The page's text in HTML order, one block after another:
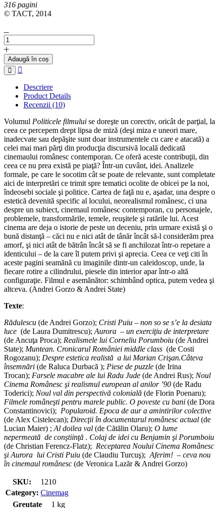
316 pagini
© TACT, 2014
Cantitate
Politicile
filmului.
Contribuţii
la
interpretarea
cinemaului
românesc
contemporan
Adaugă în coș
Descriere
Product Details
Recenzii (10)
Volumul Politicele filmului se doreşte un corectiv, oricât de parţial, la
ceea ce percepem drept lipsa de miză (deşi miza e uneori mare,
inadecvate sau depăşite sunt doar instrumentele cu care e atacată) a
celei mai mari părţi din producţia discursivă locală dedicată
cinemaului românesc contemporan. Ce oferă aceste contribuţii, din
ceea ce nu prea există pe piaţă? Într-un cuvânt, idei. Analizele
formale, pe care le socotim cât se poate de relevante, sunt completate
aici de interpretări ce trimit spre tematici ocolite de obicei pe la noi,
îndeosebi sociale şi politice. Cartea de faţă nu e, aşadar, una despre o
estetică devenită specific al locului, neorealismul românesc, ci una
despre un subiect, cinemaul românesc contemporan, cu personajele,
problemele, transformările, temele, reuşitele şi ratările lui. Acest
cinema are deja o istorie de peste un deceniu, prin urmare există şi o
bună distanţă – căci nu e nici atât de tânăr încât să-l considerăm prea
amorf, şi nici atât de bătrân încât să se fi anchilozat într-o repetare a
identicului – de la care îl putem privi şi aprecia. Ceea ce veţi citi în
aceste pagini seamănă cu imaginile dintr-un caleidoscop, unde, la
fiecare rotire a cilindrului, piesele din interior apar într-o altă
configuraţie. Filmul e asemănător: schimbând optica, putem vedea şi
altceva. (Andrei Gorzo & Andrei State)
Texte:
Rădulescu (de Andrei Gorzo); Cristi Puiu – non so se s’e la desiata
luce (de Laura Dumitrescu); Aurora – un exerciţiu de interpretare
(de Ancuţa Proca); Realismele lui Corneliu Porumboiu (de Andrei
State); Muntean. Cronicarul României middle class (de Costi
Rogozanu); Despre estetica realistă a lui Marian Crişan.Câteva
însemnări (de Raluca Durbacă ); Piese de puzzle (de Irina
Trocan); Farsele macabre ale lui Radu Jude (de Andrei Rus); Noul
Cinema Românesc şi realismul european al anilor ’90 (de Radu
Toderici); Noul val din perspectivă colonială (de Florin Poenaru);
Filmele româneşti pentru marele public. O poveste cu bani (de Dora
Constantinovici); Popularoid. Epoca de aur a amintirilor colective
(de Alex Cistelecan); Direcţii în documentarul românesc actual (de
Lucian Maier) ; Al doilea val (de Cătălin Olaru); O lume
nepermeată de conştiinţă . Colaj de idei cu Benjamin şi Porumboiu
(de Christian Ferencz-Flatz); Receptarea Noului Cinema Românesc
şi Aurora lui Cristi Puiu (de Claudiu Turcuş); Aferim! – ceva nou
în cinemaul românesc (de Veronica Lazăr & Andrei Gorzo)
SKU:
1210
Category: Cinemag
Greutate
1 kg